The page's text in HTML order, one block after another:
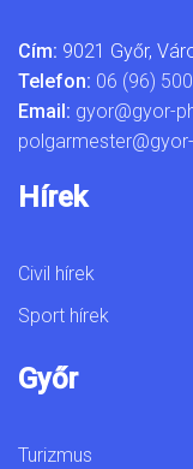
Cím: 9021 Győr,
Telefon: 06 (96)
Email: gyor@gyor-
Hírek
Civil hírek
Sport hírek
Győr
Turizmus